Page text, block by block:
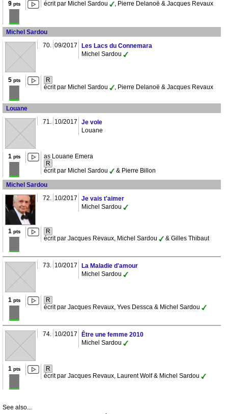
9pts écrit par Michel Sardou , Pierre Delanoë & Jacques Revaux
Michel Sardou
70. 09/2017
Les Lacs du Connemara
Michel Sardou
5pts
R
écrit par Michel Sardou
, Pierre Delanoë & Jacques Revaux
Louane
71. 10/2017
Je vole
Louane
1 pts
as Louane Emera
R
écrit par Michel Sardou
& Pierre Billon
Michel Sardou
72. 10/2017
Je vais t'aimer
Michel Sardou
1 pts
R
écrit par Jacques Revaux, Michel Sardou
& Gilles Thibaut
73. 10/2017
La Maladie d'amour
Michel Sardou
1 pts
R
écrit par Jacques Revaux, Yves Dessca & Michel Sardou
74. 10/2017
Être une femme 2010
Michel Sardou
1 pts
R
écrit par Jacques Revaux, Laurent Wolf & Michel Sardou
See also...